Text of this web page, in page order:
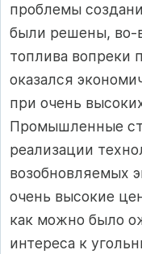
проблемы
были решены, во-
топлива вопреки
оказался
при очень
Промышленные
реализации
возобновляемых
очень высокие
как можно было
интереса к